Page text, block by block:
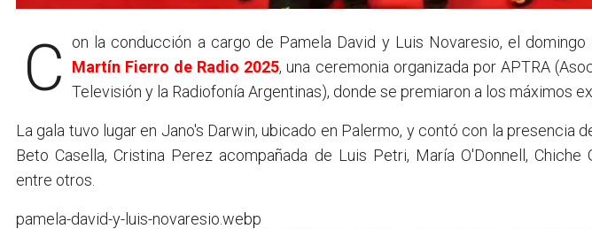
Con la conducción a cargo de Pamela David y Luis Novaresio, el
Martín Fierro de Radio 2025, una ceremonia organizada por APTRA
Televisión y la Radiofonía Argentinas), donde se premiaron a los máximos
La gala tuvo lugar en Jano's Darwin, ubicado en Palermo, y contó con la presencia
Beto Casella, Cristina Perez acompañada de Luis Petri, María O'Donnell, Chiche
entre otros.
pamela-david-y-luis-novaresio.webp